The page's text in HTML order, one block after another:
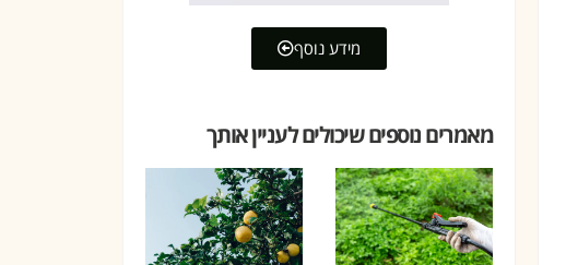
מידע נוסף
מאמרים נוספים שיכולים לעניין אותך